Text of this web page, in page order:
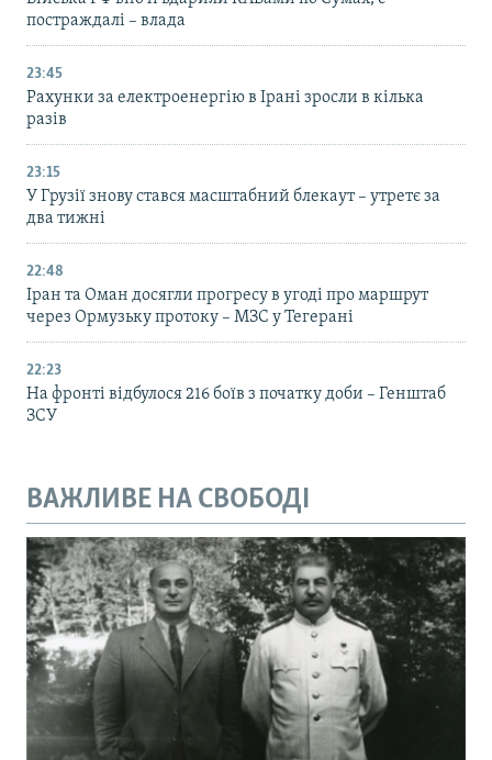
постраждалі – влада
23:45
Рахунки за електроенергію в Ірані зросли в кілька
разів
23:15
У Грузії знову стався масштабний блекаут – утретє за
два тижні
22:48
Іран та Оман досягли прогресу в угоді про маршрут
через Ормузьку протоку – МЗС у Тегерані
22:23
На фронті відбулося 216 боїв з початку доби – Генштаб
ЗСУ
ВАЖЛИВЕ НА СВОБОДІ